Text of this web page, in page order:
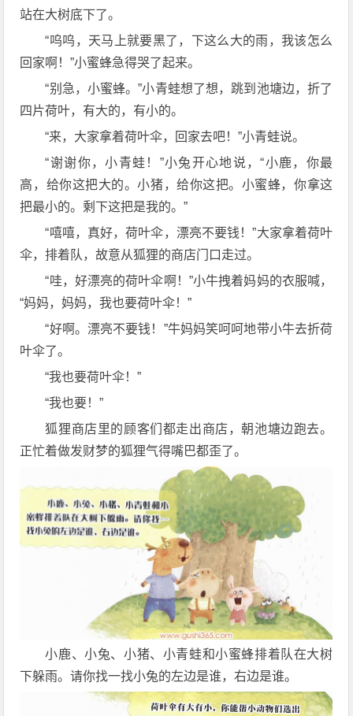
站在大树底下了。
“呜呜，天马上就要黑了，下这么大的雨，我该怎么
回家啊！”小蜜蜂急得哭了起来。
“别急，小蜜蜂。”小青蛙想了想，跳到池塘边，折了
四片荷叶，有大的，有小的。
“来，大家拿着荷叶伞，回家去吧！”小青蛙说。
“谢谢你，小青蛙！”小兔开心地说，“小鹿，你最
高，给你这把大的。小猪，给你这把。小蜜蜂，你拿这
把最小的。剩下这把是我的。”
“嘻嘻，真好，荷叶伞，漂亮不要钱！”大家拿着荷叶
伞，排着队，故意从狐狸的商店门口走过。
“哇，好漂亮的荷叶伞啊！”小牛拽着妈妈的衣服喊，
“妈妈，妈妈，我也要荷叶伞！”
“好啊。漂亮不要钱！”牛妈妈笑呵呵地带小牛去折荷
叶伞了。
“我也要荷叶伞！”
“我也要！”
狐狸商店里的顾客们都走出商店，朝池塘边跑去。
正忙着做发财梦的狐狸气得嘴巴都歪了。
小鹿、小兔、小猪、小青蛙和小蜜蜂排着队在大树
下躲雨。请你找一找小兔的左边是谁，右边是谁。